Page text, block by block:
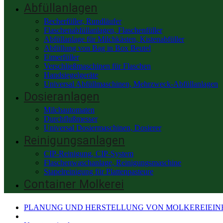
Abfüllanlagen
Becherfüller, Rundläufer
Flaschenabfüllanlagen, Flaschenfüller
Abfüllanlage für Milchkästen, Kistenabfüller
Abfüllung von Bag in Box Beutel
Eimerfüller
Verschließmaschinen für Flaschen
Handsiegelgeräte
Universal Abfüllmaschinen, Mehrzweck-Abfüllanlagen
Dosieranlagen
Milchautomaten
Durchflußmesser
Universal Dosiermaschinen, Dosierer
Reinigungsanlagen
CIP-Reinigung, CIP-System
Flaschenwaschanlage, Reinigungsmaschine
Stapelreinigung für Plattenpasteure
Container Molkerei
PLANUNG UND HERSTELLUNG VON